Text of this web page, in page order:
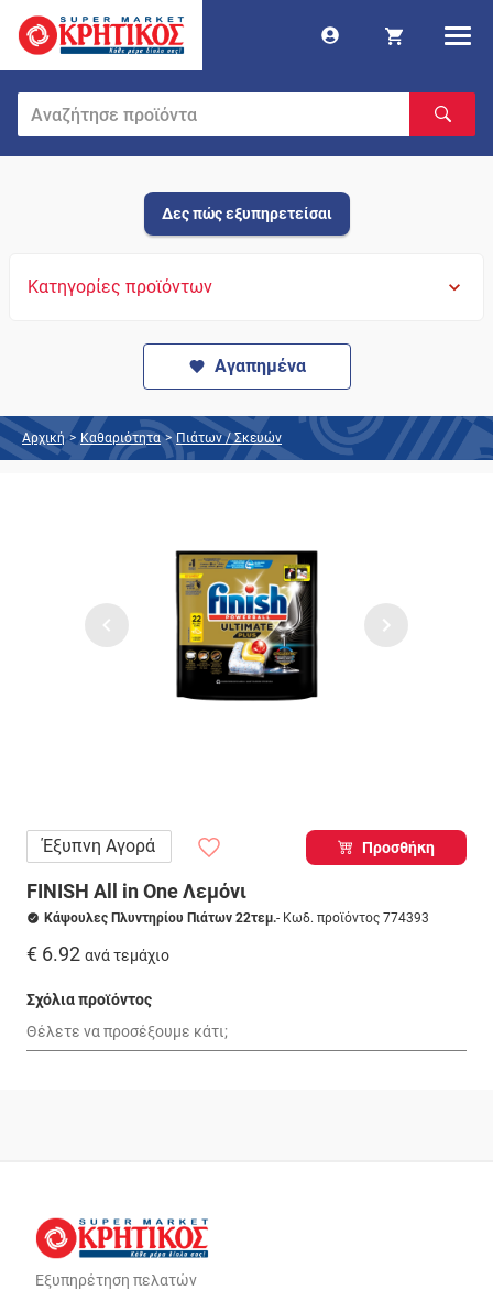
Δες πώς εξυπηρετείσαι
Κατηγορίες προϊόντων
Αγαπημένα
Αρχική > Καθαριότητα > Πιάτων / Σκευών
Έξυπνη Αγορά Προσθήκη
FINISH All in One Λεμόνι
Κάψουλες Πλυντηρίου Πιάτων 22τεμ.- Κωδ. προϊόντος 774393
€ 6.92 ανά τεμάχιο
Σχόλια προϊόντος
Εξυπηρέτηση πελατών